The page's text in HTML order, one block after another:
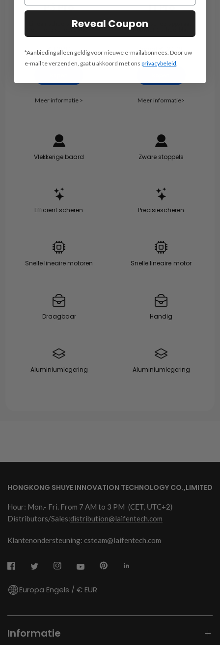
P3 Pro
Lineair scheerapparaat
Kop met 3 scheerbladen
€ 199.99
Meer informatie >
Vlekkerige baard
Efficiënt scheren
Snelle lineaire motoren
Draagbaar
Aluminiumlegering
T1 Pro
Lineair scheerapparaat
Kop met 1 scheerblad
Vanaf € 129,99
Meer informatie>
Zware stoppels
Precisiescheren
Snelle lineaire motor
Handig
Aluminiumlegering
HONGKONG SHUYE INNOVATION TECHNOLOGY CO.,LIMITED
Hour: Mon.- Fri. From 7 AM to 3 PM (CET, UTC+2)
Distributors/Sales:distribution@laifentech.com
Klantenondersteuning: csteam@laifentech.com
Europa Engels / € EUR
Informatie
Reveal Coupon
*Aanbieding alleen geldig voor nieuwe e-mailabonnees. Door uw
e-mail te verzenden, gaat u akkoord met onsprivacybeleid